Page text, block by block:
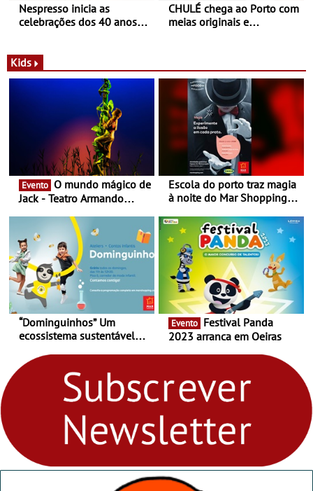
Nespresso inicia as
celebrações dos 40 anos
Novas - Edição limitada
Nespresso x Torres Novas
CHULÉ chega ao Porto com
meias originais e
Shopping
Kids
Evento
Jack - Teatro Armando
Escola do porto traz magia
à noite do Mar Shopping
29 de abril, às 21h00
“Dominguinhos” Um
ecossistema sustentável
fores - Atelier de Educação
Ambiental nos
“Dominguinhos” de 23 de
Evento
2023 arranca em Oeiras